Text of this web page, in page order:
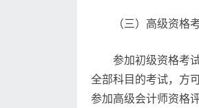
（三）高级资格
参加初级资格考
全部科目的考试，方
参加高级会计师资格